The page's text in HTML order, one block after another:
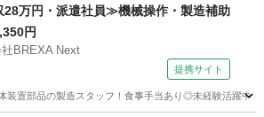
駅 工場 ライン
万円・派遣社員≫機械操作・製造補助
円
BREXA Next
提携サイト
体装置部品の製造スタッフ！食事手当あり◎未経験活躍